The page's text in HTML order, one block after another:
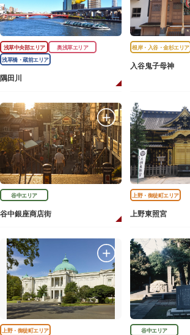
浅草中央部エリア
奥浅草エリア
浅草橋・蔵前エリア
隅田川
根岸・入谷・金杉エリア
入谷鬼子母神
谷中エリア
谷中銀座商店街
上野・御徒町エリア
上野東照宮
上野・御徒町エリア 谷中エリア